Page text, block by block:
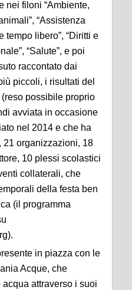
nei filoni “Ambiente,
“Assistenza
tempo libero”, “Diritti e
“Salute”, e poi
raccontato dai
piccoli, i risultati del
possibile proprio
avviata in occasione
nel 2014 e che ha
21 organizzazioni, 18
10 plessi scolastici
collaterali, che
della festa ben
(il programma
in piazza con le
Acque, che
attraverso i suoi